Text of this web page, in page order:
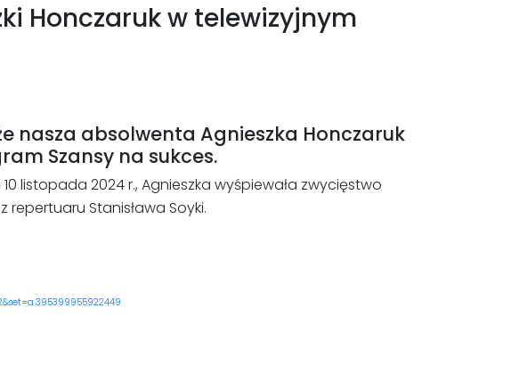
Honczaruk w telewizyjnym
nasza absolwenta Agnieszka Honczaruk
Szansy na sukces.
listopada 2024 r., Agnieszka wyśpiewała zwycięstwo
repertuaru Stanisława Soyki.